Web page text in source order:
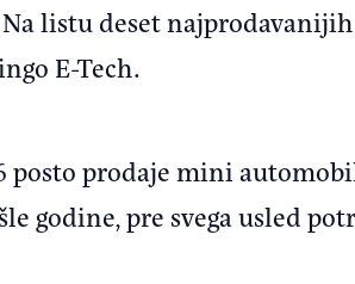
listu deset
E-Tech.
prodaje mini
godine, pre svega usled